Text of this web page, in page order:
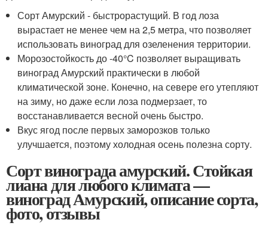
Сорт Амурский - быстрорастущий. В год лоза
вырастает не менее чем на 2,5 метра, что позволяет
использовать виноград для озеленения территории.
Морозостойкость до -40°C позволяет выращивать
виноград Амурский практически в любой
климатической зоне. Конечно, на севере его утепляют
на зиму, но даже если лоза подмерзает, то
восстанавливается весной очень быстро.
Вкус ягод после первых заморозков только
улучшается, поэтому холодная осень полезна сорту.
Сорт винограда амурский. Стойкая
лиана для любого климата —
виноград Амурский, описание сорта,
фото, отзывы